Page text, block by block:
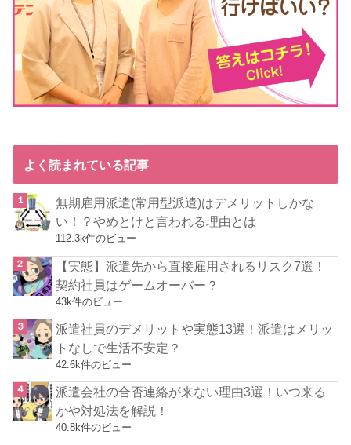
よく読まれている記事
無期雇用派遣(常用型派遣)はデメリットしかな
い！？やめとけと言われる理由とは
112.3k件のビュー
【実態】派遣先から直接雇用されるリスク7選！
契約社員はゲームオーバー？
43k件のビュー
派遣社員のデメリットや実態13選！派遣はメリッ
トなしで生活不安定？
42.6k件のビュー
派遣会社の合否連絡が来ない理由3選！いつ来る
かや対処法を解説！
40.8k件のビュー